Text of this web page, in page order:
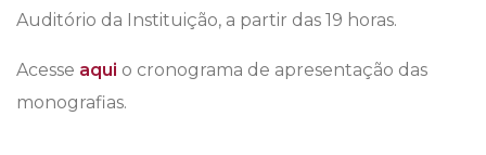
Auditório da Instituição, a partir das 19 horas.
Acesse aqui o cronograma de apresentação das
monografias.